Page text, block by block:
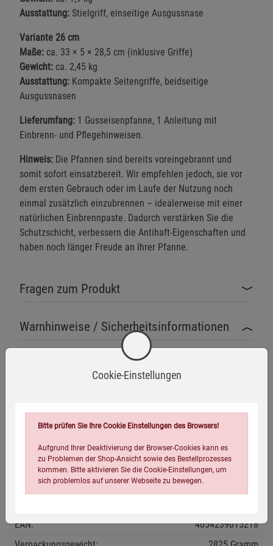
Ausstattung: Stielgriff, einseitige Ausgussnase
Variante 26 cm
Maße: ca. 33 × 5 × 28,5 cm (inklusive Griffe)
Gewicht: ca. 2,45 kg
Ausstattung: Kompakte Seitengriffe, beidseitige
Ausgussnasen
Lieferumfang: 1 Gusseisenpfanne, 1 Anleitung mit
Einbrenn- und Pflegehinweisen.
Hinweis: Die Pfannen sind bereits voreingebrannt und
somit sofort einsatzbereit. Wir empfehlen jedoch, sie vor
dem ersten Gebrauch oder im Laufe der Nutzung noch
einmal zusätzlich einzubrennen – idealerweise mit einer
natürlichen Einbrennpaste. Dadurch verstärken Sie die
Schutzschicht, verbessern die Antihaft-Eigenschaften und
haben noch länger Freude an Ihrer Pfanne.
Fragen zum Produkt
Warnhinweise / Sicherheitsinformationen
Vor der ersten Benutzung ist die Pfanne gründlich
(pre–seasoned) geliefert wird. Dadurch wird eine
optimale Antihaftwirkung erreicht und Korrosion
Die Pfanne wird bei Verwendung sehr heiß. Verwenden
Sie stets geeignete Topflappen oder den mitgelieferten
Oberflächen. Verwenden Sie hitzebeständige
Unterlagen.
Eigenschaften
EAN:
4054239015218
Cookie-Einstellungen
Bitte prüfen Sie Ihre Cookie Einstellungen des Browsers!
Aufgrund Ihrer Deaktivierung der Browser-Cookies kann es
zu Problemen der Shop-Ansicht sowie des Bestellprozesses
kommen. Bitte aktivieren Sie die Cookie-Einstellungen, um
sich problemlos auf unserer Webseite zu bewegen.